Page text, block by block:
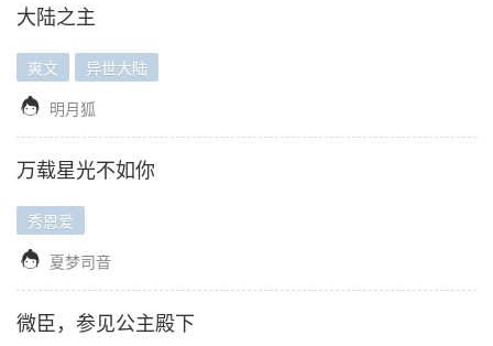
大陆之主
爽文 异世大陆
 明月狐
万载星光不如你
秀恩爱
 夏梦司音
微臣，参见公主殿下